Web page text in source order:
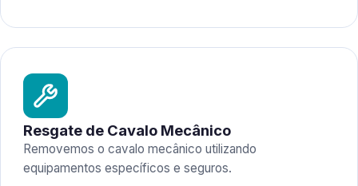
Resgate de Cavalo Mecânico
Removemos o cavalo mecânico utilizando
equipamentos específicos e seguros.